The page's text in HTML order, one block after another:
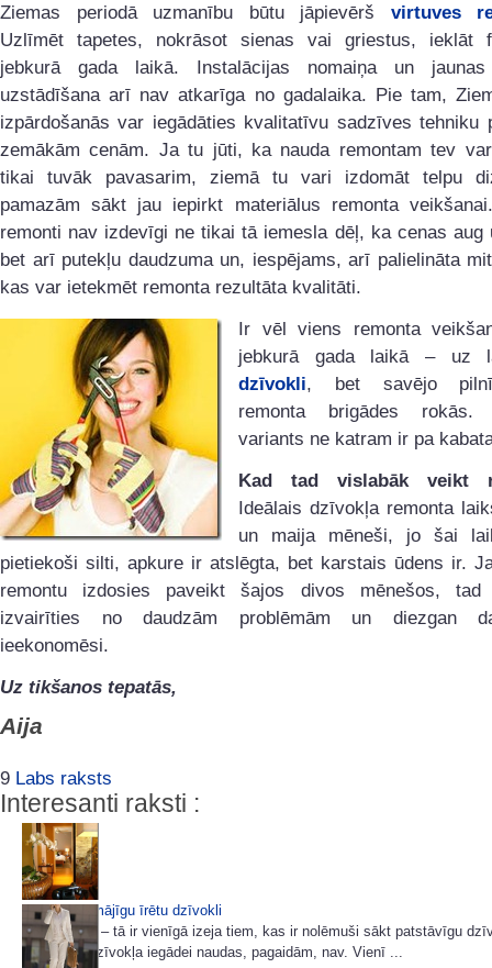
Ziemas periodā uzmanību būtu jāpievērš virtuves
Uzlīmēt tapetes, nokrāsot sienas vai griestus, ieklāt
jebkurā gada laikā. Instalācijas nomaiņa un jaunas
uzstādīšana arī nav atkarīga no gadalaika. Pie tam,
izpārdošanās var iegādāties kvalitatīvu sadzīves tehniku
zemākām cenām. Ja tu jūti, ka nauda remontam tev
tikai tuvāk pavasarim, ziemā tu vari izdomāt telpu
pamazām sākt jau iepirkt materiālus remonta
remonti nav izdevīgi ne tikai tā iemesla dēļ, ka cenas aug
bet arī putekļu daudzuma un, iespējams, arī palielināta
kas var ietekmēt remonta rezultāta kvalitāti.
Ir vēl viens remonta
jebkurā gada laikā – uz
dzīvokli, bet savējo
remonta brigādes
variants ne katram ir pa
Kad tad vislabāk veikt
Ideālais dzīvokļa remonta
un maija mēneši, jo šai
pietiekoši silti, apkure ir atslēgta, bet karstais ūdens ir.
remontu izdosies paveikt šajos divos mēnešos,
izvairīties no daudzām problēmām un diezgan
ieekonomēsi.
Uz tikšanos tepatās,
Aija
9 Labs raksts
Interesanti raksti :
Kā padarīt mājīgu īrētu dzīvokli
Īrēt dzīvokli – tā ir vienīgā izeja tiem, kas ir nolēmuši sākt patstāvīgu
personīgā dzīvokļa iegādei naudas, pagaidām, nav. Vienī ...